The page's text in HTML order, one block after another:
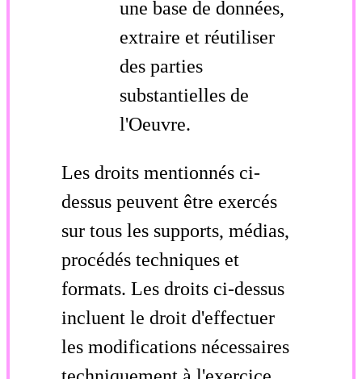
une base de données,
extraire et réutiliser
des parties
substantielles de
l'Oeuvre.
Les droits mentionnés ci-
dessus peuvent être exercés
sur tous les supports, médias,
procédés techniques et
formats. Les droits ci-dessus
incluent le droit d'effectuer
les modifications nécessaires